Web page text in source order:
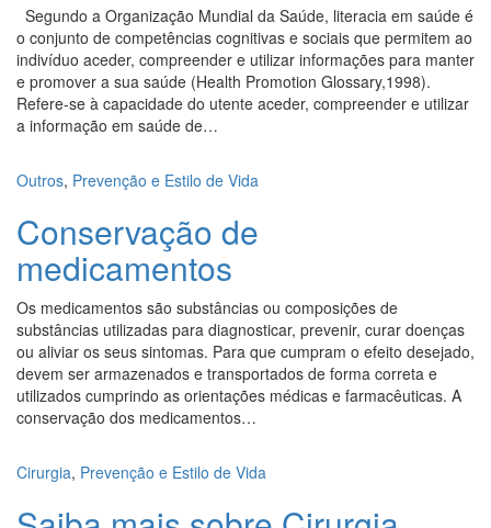
Segundo a Organização Mundial da Saúde, literacia em saúde é
o conjunto de competências cognitivas e sociais que permitem ao
indivíduo aceder, compreender e utilizar informações para manter
e promover a sua saúde (Health Promotion Glossary,1998).
Refere-se à capacidade do utente aceder, compreender e utilizar
a informação em saúde de…
Outros, Prevenção e Estilo de Vida
Conservação de
medicamentos
Os medicamentos são substâncias ou composições de
substâncias utilizadas para diagnosticar, prevenir, curar doenças
ou aliviar os seus sintomas. Para que cumpram o efeito desejado,
devem ser armazenados e transportados de forma correta e
utilizados cumprindo as orientações médicas e farmacêuticas. A
conservação dos medicamentos…
Cirurgia, Prevenção e Estilo de Vida